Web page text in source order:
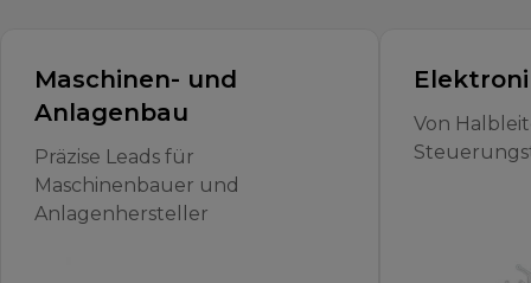
Maschinen- und
Anlagenbau
Präzise Leads für
Maschinenbauer und
Anlagenhersteller
Von